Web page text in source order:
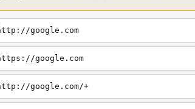
google.com
google.com
google.com/+